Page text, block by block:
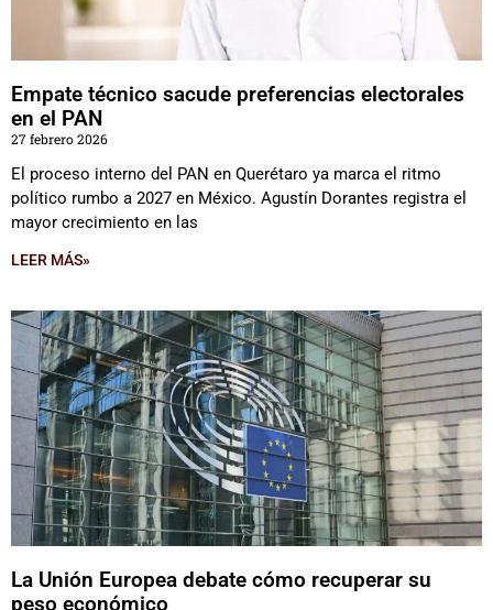
Empate técnico sacude preferencias electorales
en el PAN
27 febrero 2026
El proceso interno del PAN en Querétaro ya marca el ritmo
político rumbo a 2027 en México. Agustín Dorantes registra el
mayor crecimiento en las
LEER MÁS»
La Unión Europea debate cómo recuperar su
peso económico